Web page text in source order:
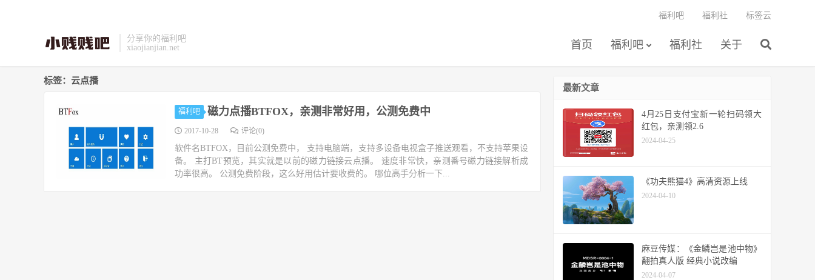
分享你的福利吧
xiaojianjian.net
首页 福利吧 福利社 关于
福利吧 福利社 标签云
标签：云点播
福利吧 磁力点播BTFOX，亲测非常好用，公测免费中
2017-10-28 评论(0)
软件名BTFOX，目前公测免费中， 支持电脑端，支持多设备电视盒子推送观看，不支持苹果设
备。 主打BT预览，其实就是以前的磁力链接云点播。 速度非常快，亲测番号磁力链接解析成
功率很高。 公测免费阶段，这么好用估计要收费的。 哪位高手分析一下...
最新文章
4月25日支付宝新一轮扫码领大
红包，亲测领2.6
2024-04-25
《功夫熊猫4》高清资源上线
2024-04-10
麻豆传媒：《金鳞岂是池中物》
翻拍真人版 经典小说改编
2024-04-07